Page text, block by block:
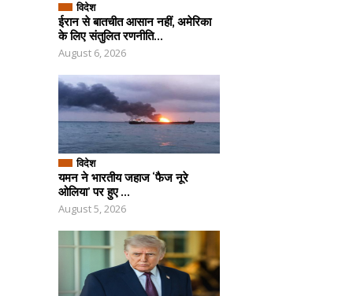
विदेश
ईरान से बातचीत आसान नहीं, अमेरिका
के लिए संतुलित रणनीति...
August 6, 2026
विदेश
यमन ने भारतीय जहाज ‘फैज नूरे
ओलिया’ पर हुए ...
August 5, 2026